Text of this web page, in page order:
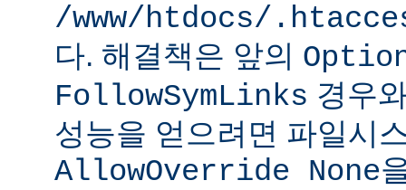
/www/htdocs/
다. 해결책은 앞의
FollowSymLinks 경우
성능을 얻으려면 파일시
AllowOverride None